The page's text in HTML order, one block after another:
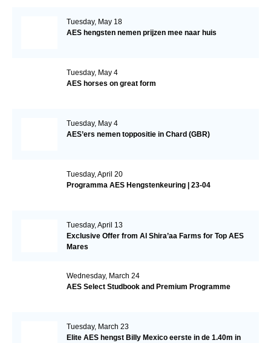
Tuesday, May 18
AES hengsten nemen prijzen mee naar huis
Tuesday, May 4
AES horses on great form
Tuesday, May 4
AES’ers nemen toppositie in Chard (GBR)
Tuesday, April 20
Programma AES Hengstenkeuring | 23-04
Tuesday, April 13
Exclusive Offer from Al Shira’aa Farms for Top AES
Mares
Wednesday, March 24
AES Select Studbook and Premium Programme
Tuesday, March 23
Elite AES hengst Billy Mexico eerste in de 1.40m in